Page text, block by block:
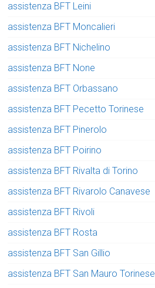
assistenza BFT Leini
assistenza BFT Moncalieri
assistenza BFT Nichelino
assistenza BFT None
assistenza BFT Orbassano
assistenza BFT Pecetto Torinese
assistenza BFT Pinerolo
assistenza BFT Poirino
assistenza BFT Rivalta di Torino
assistenza BFT Rivarolo Canavese
assistenza BFT Rivoli
assistenza BFT Rosta
assistenza BFT San Gillio
assistenza BFT San Mauro Torinese